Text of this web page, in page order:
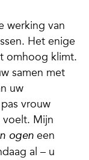
werking van
Het enige
omhoog klimt.
samen met
uw
vrouw
voelt. Mijn
ogen een
al – u